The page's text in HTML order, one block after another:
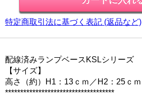
特定商取引法に基づく表記 (返品など)
配線済みランプベースKSLシリーズ
【サイズ】
高さ（約）H1：13ｃｍ／H2：25ｃｍ
************************************